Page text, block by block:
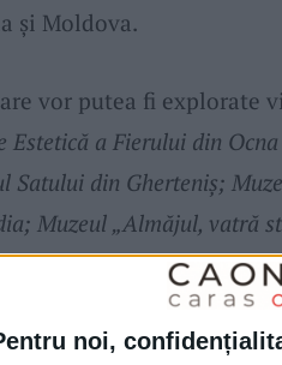
noi,
și Moldova.
vor putea fi explorate
Estetică a Fierului din
Satului din Gherteniș;
Muzeul „Almăjul, vatră
Novacovici“ din Gârbovăț;
Gârnic.